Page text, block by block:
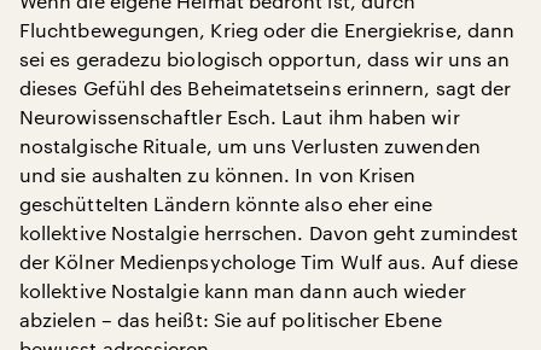
Fluchtbewegungen, Krieg oder die Energiekrise, dann
sei es geradezu biologisch opportun, dass wir uns an
dieses Gefühl des Beheimatetseins erinnern, sagt der
Neurowissenschaftler Esch. Laut ihm haben wir
nostalgische Rituale, um uns Verlusten zuwenden
und sie aushalten zu können. In von Krisen
geschüttelten Ländern könnte also eher eine
kollektive Nostalgie herrschen. Davon geht zumindest
der Kölner Medienpsychologe Tim Wulf aus. Auf diese
kollektive Nostalgie kann man dann auch wieder
abzielen – das heißt: Sie auf politischer Ebene